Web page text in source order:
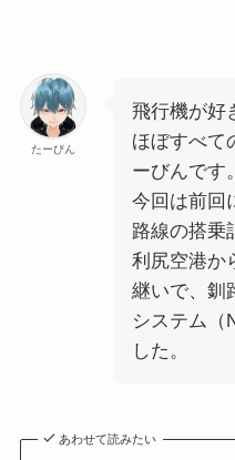
たーびん
飛行機が好
ほぼすべて
ーびんです。
今回は前回
路線の搭乗
利尻空港か
継いで、釧
システム（
した。
あわせて読みたい